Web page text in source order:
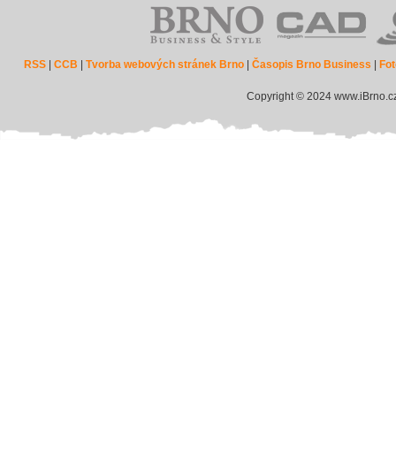
RSS |CCB |Tvorba webových stránek Brno |Časopis Brno Business
Copyright © 2024